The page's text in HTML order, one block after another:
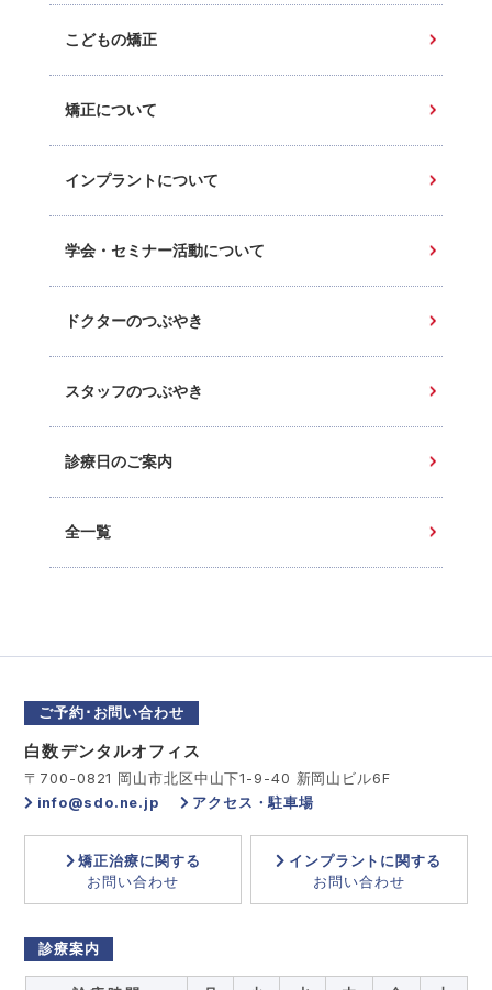
こどもの矯正
矯正について
インプラントについて
学会・セミナー活動について
ドクターのつぶやき
スタッフのつぶやき
診療日のご案内
全一覧
ご予約･お問い合わせ
白数デンタルオフィス
〒700-0821 岡山市北区中山下1-9-40 新岡山ビル6F
info@sdo.ne.jp
アクセス・駐車場
矯正治療に関する
お問い合わせ
インプラントに関する
お問い合わせ
診療案内